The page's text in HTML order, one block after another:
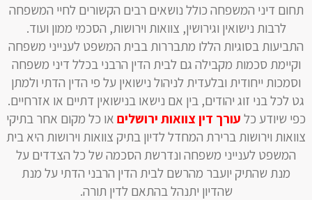
תחום דיני המשפחה כולל נושאים רבים הקשורים לחיי המשפחה
לרבות נישואין וגירושין, צוואות וירושות, הסכמי ממון ועוד.
התביעות בסוגיות הללו מתבררות בבית המשפט לענייני משפחה
וקיימת סכמות מקבילה גם לבית הדין הרבני בכלל דיני משפחה
וסמכות ייחודית ובלעדית לניהול נישואין על פי הדין הדתי ולמתן
גט לכל בני זוג יהודים, בין אם נישאו בנישואין דתיים או אזרחיים.
כפי שיודע כל עורך דין צוואות ירושלים או כל מקום אחר בתיקי
צוואות וירושות ברירת המחדל לדיון בתיק צוואות וירושות היא בית
המשפט לענייני משפחה ונדרשת הסכמה של כל הצדדים על
מנת שהתיק יועבר מהרשם לבית הדין הרבני הדתי על מנת
שהדיון יתנהל בהתאם לדין תורה.